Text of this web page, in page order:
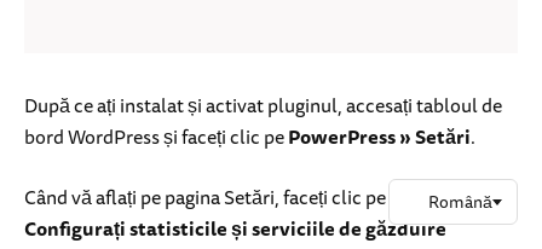
După ce ați instalat și activat pluginul, accesați tabloul de
bord WordPress și faceți clic pePowerPress » Setări.
Când vă aflați pe pagina Setări, faceți clic pe butonul
Configurați statisticile și serviciile de găzduire